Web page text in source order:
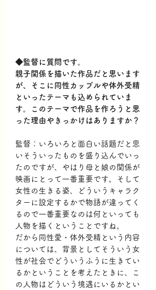
◆監督に質問です。
親子関係を描いた作品だと思います
が、そこに同性カップルや体外受精
といったテーマも込められていま
す。このテーマで作品を作ろうと思
った理由やきっかけはありますか？
監督：いろいろと面白い話題だと思
いそういったものを盛り込んでいっ
たのですが、やはり母と娘の関係が
映画にとって一番重要です。そして
女性の生きる姿、どういうキャラク
ターに設定するかで物語が違ってく
るので一番重要なのは何といっても
人物を描くということですね。
だから同性愛・体外受精という内容
については、背景としてそういう女
性が社会でどういうふうに生きてい
るかということを考えたときに、こ
の人物はどういう境遇にいるかとい